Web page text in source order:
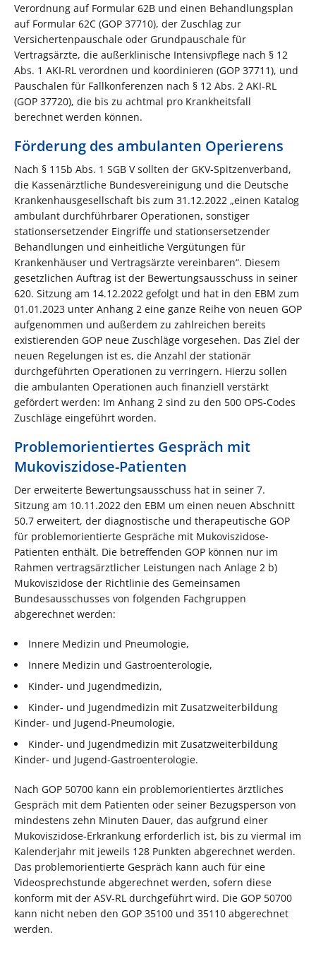
Verordnung auf Formular 62B und einen Behandlungsplan
auf Formular 62C (GOP 37710), der Zuschlag zur
Versichertenpauschale oder Grundpauschale für
Vertragsärzte, die außerklinische Intensivpflege nach § 12
Abs. 1 AKI-RL verordnen und koordinieren (GOP 37711), und
Pauschalen für Fallkonferenzen nach § 12 Abs. 2 AKI-RL
(GOP 37720), die bis zu achtmal pro Krankheitsfall
berechnet werden können.
Förderung des ambulanten Operierens
Nach § 115b Abs. 1 SGB V sollten der GKV-Spitzenverband,
die Kassenärztliche Bundesvereinigung und die Deutsche
Krankenhausgesellschaft bis zum 31.12.2022 „einen Katalog
ambulant durchführbarer Operationen, sonstiger
stationsersetzender Eingriffe und stationsersetzender
Behandlungen und einheitliche Vergütungen für
Krankenhäuser und Vertragsärzte vereinbaren“. Diesem
gesetzlichen Auftrag ist der Bewertungsausschuss in seiner
620. Sitzung am 14.12.2022 gefolgt und hat in den EBM zum
01.01.2023 unter Anhang 2 eine ganze Reihe von neuen GOP
aufgenommen und außerdem zu zahlreichen bereits
existierenden GOP neue Zuschläge vorgesehen. Das Ziel der
neuen Regelungen ist es, die Anzahl der stationär
durchgeführten Operationen zu verringern. Hierzu sollen
die ambulanten Operationen auch finanziell verstärkt
gefördert werden: Im Anhang 2 sind zu den 500 OPS-Codes
Zuschläge eingeführt worden.
Problemorientiertes Gespräch mit
Mukoviszidose-Patienten
Der erweiterte Bewertungsausschuss hat in seiner 7.
Sitzung am 10.11.2022 den EBM um einen neuen Abschnitt
50.7 erweitert, der diagnostische und therapeutische GOP
für problemorientierte Gespräche mit Mukoviszidose-
Patienten enthält. Die betreffenden GOP können nur im
Rahmen vertragsärztlicher Leistungen nach Anlage 2 b)
Mukoviszidose der Richtlinie des Gemeinsamen
Bundesausschusses von folgenden Fachgruppen
abgerechnet werden:
Innere Medizin und Pneumologie,
Innere Medizin und Gastroenterologie,
Kinder- und Jugendmedizin,
Kinder- und Jugendmedizin mit Zusatzweiterbildung
Kinder- und Jugend-Pneumologie,
Kinder- und Jugendmedizin mit Zusatzweiterbildung
Kinder- und Jugend-Gastroenterologie.
Nach GOP 50700 kann ein problemorientiertes ärztliches
Gespräch mit dem Patienten oder seiner Bezugsperson von
mindestens zehn Minuten Dauer, das aufgrund einer
Mukoviszidose-Erkrankung erforderlich ist, bis zu viermal im
Kalenderjahr mit jeweils 128 Punkten abgerechnet werden.
Das problemorientierte Gespräch kann auch für eine
Videosprechstunde abgerechnet werden, sofern diese
konform mit der ASV-RL durchgeführt wird. Die GOP 50700
kann nicht neben den GOP 35100 und 35110 abgerechnet
werden.